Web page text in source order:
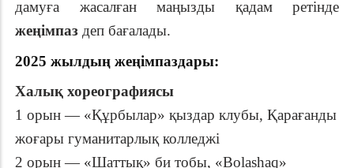
дамуға жасалған маңызды қадам ретінде
жеңімпаз деп бағалады.
2025 жылдың жеңімпаздары:
Халық хореографиясы
1 орын — «Құрбылар» қыздар клубы, Қарағанды
жоғары гуманитарлық колледжі
2 орын — «Шаттық» би тобы, «Bolashaq»